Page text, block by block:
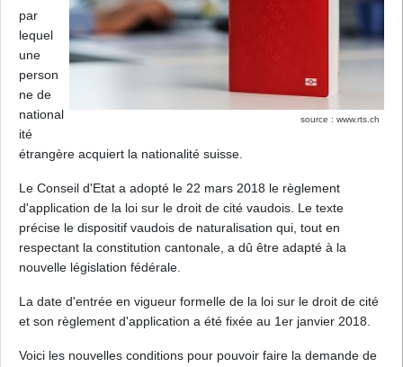
source : www.rts.ch
par
lequel
une
person
ne de
national
ité
étrangère acquiert la nationalité suisse.
Le Conseil d'Etat a adopté le 22 mars 2018 le règlement
d'application de la loi sur le droit de cité vaudois. Le texte
précise le dispositif vaudois de naturalisation qui, tout en
respectant la constitution cantonale, a dû être adapté à la
nouvelle législation fédérale.
La date d'entrée en vigueur formelle de la loi sur le droit de cité
et son règlement d'application a été fixée au 1er janvier 2018.
Voici les nouvelles conditions pour pouvoir faire la demande de